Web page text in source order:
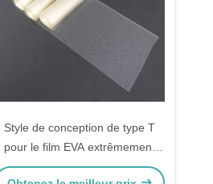
Style de conception de type T
pour le film EVA extrêmement
super clair dans le verre stratifié